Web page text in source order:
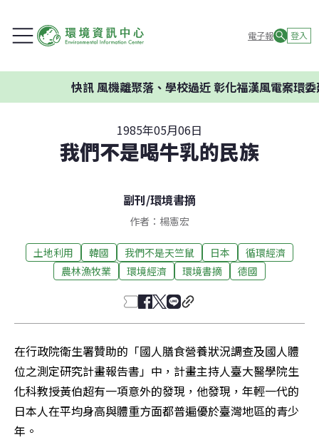
電子報 登入
快訊風機離聚落、學校過近 彰化福漢風電案環委建
1985年05月06日
我們不是喝牛乳的民族
副刊/環境書摘
作者：楊憲宏
土地利用 韓國 我們不是天竺鼠 日本
循環經濟
農林漁牧業
環境經濟 環境書摘 德國
在行政院衛生署贊助的「國人膳食營養狀況調查及國人體
位之測定研究計畫報告書」中，計畫主持人臺大醫學院生
化科教授黃伯超有一項意外的發現，他發現，年輕一代的
日本人在平均身高與體重方面都普遍優於臺灣地區的青少
年。